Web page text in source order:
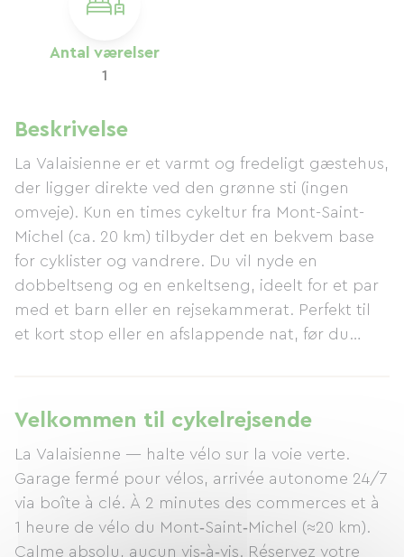
Antal værelser
1
Beskrivelse
La Valaisienne er et varmt og fredeligt gæstehus,
der ligger direkte ved den grønne sti (ingen
omveje). Kun en times cykeltur fra Mont-Saint-
Michel (ca. 20 km) tilbyder det en bekvem base
for cyklister og vandrere. Du vil nyde en
dobbeltseng og en enkeltseng, ideelt for et par
med et barn eller en rejsekammerat. Perfekt til
et kort stop eller en afslappende nat, før du
cykelopbevaring - Selvbetjent check-in døgnet
rundt via nøgleboks - Wi-Fi, ladepunkter til
batterier og lys - Meget rolig atmosfære, ingen
naboer med udsigt - 5 minutters gang til alle
butikker: bageri, minimarked, apotek,
aviskiosk/tobaksforretning, restaurant. Bemærk
venligst: Værelset ligger på første sal, og der
Velkommen til cykelrejsende
La Valaisienne — halte vélo sur la voie verte.
Garage fermé pour vélos, arrivée autonome 24/7
via boîte à clé. À 2 minutes des commerces et à
1 heure de vélo du Mont‑Saint‑Michel (≈20 km).
Calme absolu, aucun vis‑à‑vis. Réservez votre